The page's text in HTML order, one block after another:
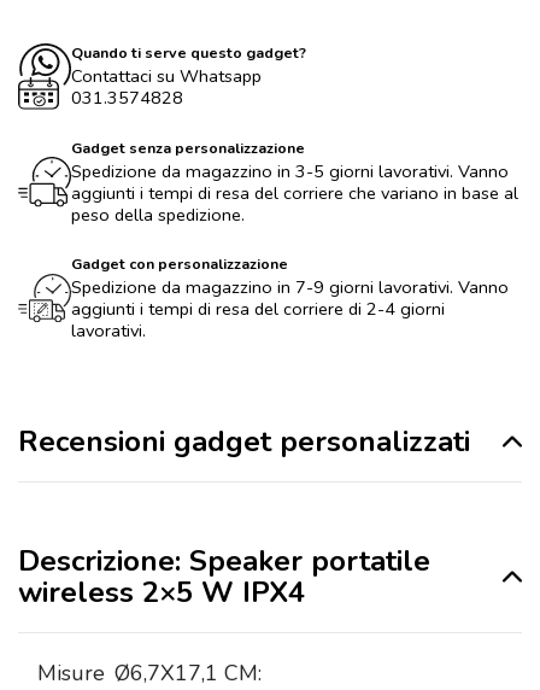
Quando ti serve questo gadget?
Contattaci su Whatsapp
031.3574828
Gadget senza personalizzazione
Spedizione da magazzino in 3-5 giorni lavorativi. Vanno
aggiunti i tempi di resa del corriere che variano in base al
peso della spedizione.
Gadget con personalizzazione
Spedizione da magazzino in 7-9 giorni lavorativi. Vanno
aggiunti i tempi di resa del corriere di 2-4 giorni
lavorativi.
Recensioni gadget personalizzati
Descrizione: Speaker portatile
wireless 2×5 W IPX4
Misure Ø6,7X17,1 CM: